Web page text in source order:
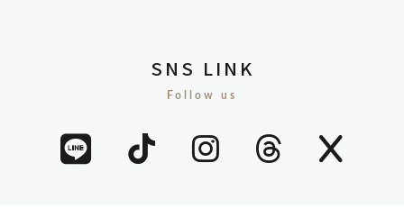
SNS LINK
Follow us